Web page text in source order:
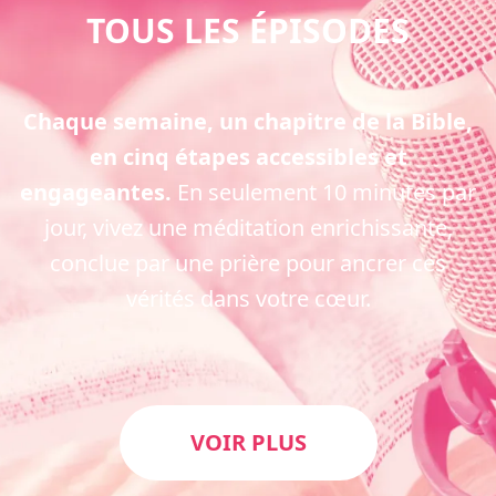
TOUS LES ÉPISODES
Chaque semaine, un chapitre de la Bible,
en cinq étapes accessibles et
engageantes. En seulement 10 minutes par
jour, vivez une méditation enrichissante,
conclue par une prière pour ancrer ces
vérités dans votre cœur.
VOIR PLUS